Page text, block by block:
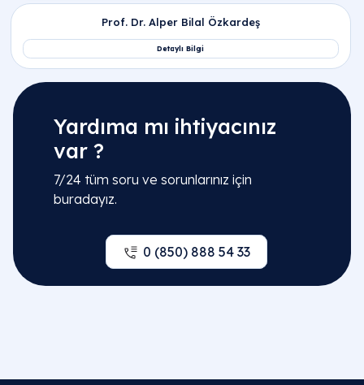
Yardıma mı ihtiyacınız
var ?
7/24 tüm soru ve sorunlarınız için
buradayız.
0 (850) 888 54 33